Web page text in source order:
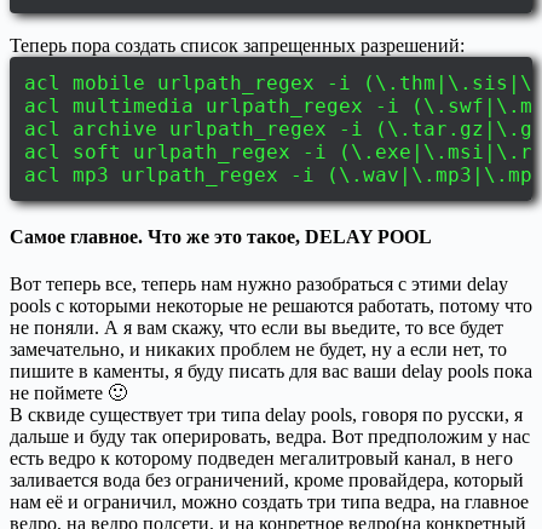
Теперь пора создать список запрещенных разрешений:
acl mobile urlpath_regex -i
acl multimedia urlpath_regex -i
acl archive urlpath_regex -i
acl soft urlpath_regex -i
acl mp3 urlpath_regex -i
Самое главное. Что же это такое, DELAY POOL
Вот теперь все, теперь нам нужно разобраться с этими delay
pools с которыми некоторые не решаются работать, потому что
не поняли. А я вам скажу, что если вы вьедите, то все будет
замечательно, и никаких проблем не будет, ну а если нет, то
пишите в каменты, я буду писать для вас ваши delay pools пока
не поймете 🙂
В сквиде существует три типа delay pools, говоря по русски, я
дальше и буду так оперировать, ведра. Вот предположим у нас
есть ведро к которому подведен мегалитровый канал, в него
заливается вода без ограничений, кроме провайдера, который
нам её и ограничил, можно создать три типа ведра, на главное
ведро, на ведро подсети, и на конретное ведро(на конкретный